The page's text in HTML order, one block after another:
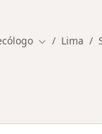
Cambiar de
Lima